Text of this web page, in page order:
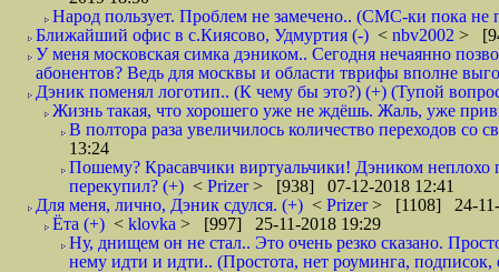
Народ пользует. Проблем не замечено.. (СМС-ки пока
Ближайший офис в с.Киясово, Удмуртия (-) < nbv2002 >
У меня московская симка дэником.. Сегодня нечаянно
абонентов? Ведь для москвы и области тврифы вполне
Дэник поменял логотип.. (К чему бы это?) (+) (Тупой
Жизнь такая, что хорошего уже не ждёшь. Жаль, уже
В полтора раза увеличилось количество переходов
13:24
Пошему? Красавчики виртуальчики! Дэником
перекупил? (+) < Prizer> [938] 07-12-2018 12:41
Для меня, лично, Дэник сдулся. (+) < Prizer> [1108] 24-11-
Ёта (+) < klovka > [997] 25-11-2018 19:29
Ну, днищем он не стал.. Это очень резко сказано.
нему идти и идти.. (Простота, нет роуминга,